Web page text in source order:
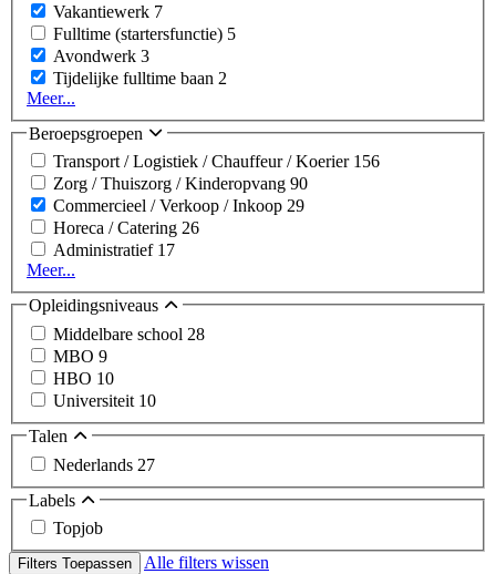
Vakantiewerk 7
Fulltime (startersfunctie) 5
Avondwerk 3
Tijdelijke fulltime baan 2
Meer...
Beroepsgroepen
Transport / Logistiek / Chauffeur / Koerier 156
Zorg / Thuiszorg / Kinderopvang 90
Commercieel / Verkoop / Inkoop 29
Horeca / Catering 26
Administratief 17
Meer...
Opleidingsniveaus
Middelbare school 28
MBO 9
HBO 10
Universiteit 10
Talen
Nederlands 27
Labels
Topjob
Filters Toepassen Alle filters wissen